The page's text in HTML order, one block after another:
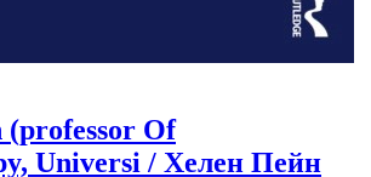
(professor Of
Universi / Хелен Пейн